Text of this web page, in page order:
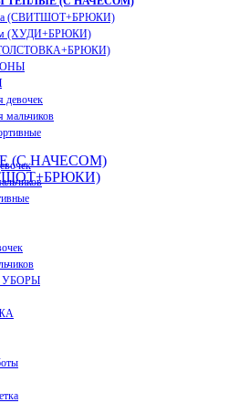
(СВИТШОТ+БРЮКИ)
(ХУДИ+БРЮКИ)
девочек
мальчиков
УБОРЫ
(С НАЧЕСОМ)